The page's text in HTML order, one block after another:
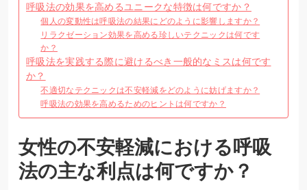
呼吸法の効果を高めるユニークな特徴は何ですか？
個人の変動性は呼吸法の結果にどのように影響しますか？
リラクゼーション効果を高める珍しいテクニックは何です
か？
呼吸法を実践する際に避けるべき一般的なミスは何です
か？
不適切なテクニックは不安軽減をどのように妨げますか？
呼吸法の効果を高めるためのヒントは何ですか？
女性の不安軽減における呼吸
法の主な利点は何ですか？